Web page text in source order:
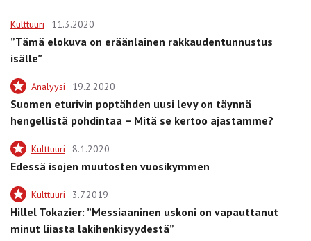
Kulttuuri 11.3.2020
”Tämä elokuva on eräänlainen rakkaudentunnustus
isälle”
Analyysi 19.2.2020
Suomen eturivin poptähden uusi levy on täynnä
hengellistä pohdintaa – Mitä se kertoo ajastamme?
Kulttuuri 8.1.2020
Edessä isojen muutosten vuosikymmen
Kulttuuri 3.7.2019
Hillel Tokazier: ”Messiaaninen uskoni on vapauttanut
minut liiasta lakihenkisyydestä”